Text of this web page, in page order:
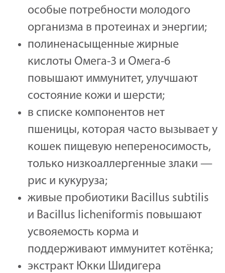
особые потребности молодого
организма в протеинах и энергии;
полиненасыщенные жирные
кислоты Омега-3 и Омега-6
повышают иммунитет, улучшают
состояние кожи и шерсти;
в списке компонентов нет
пшеницы, которая часто вызывает у
кошек пищевую непереносимость,
только низкоаллергенные злаки —
рис и кукуруза;
живые пробиотики Bacillus subtilis
и Bacillus licheniformis повышают
усвояемость корма и
поддерживают иммунитет котёнка;
экстракт Юкки Шидигера